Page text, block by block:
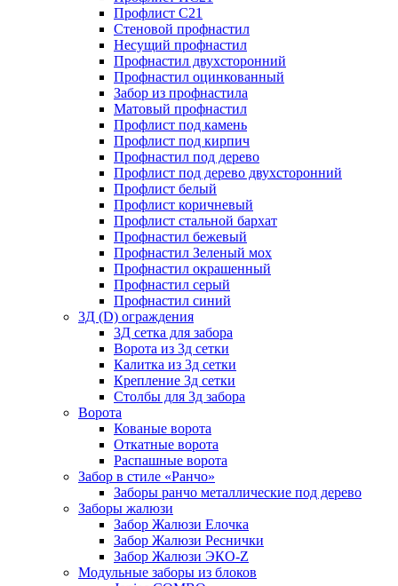
Профлист С21
Стеновой профнастил
Несущий профнастил
Профнастил двухсторонний
Профнастил оцинкованный
Забор из профнастила
Матовый профнастил
Профлист под камень
Профлист под кирпич
Профнастил под дерево
Профлист под дерево двухсторонний
Профлист белый
Профлист коричневый
Профлист стальной бархат
Профнастил бежевый
Профнастил Зеленый мох
Профнастил окрашенный
Профнастил серый
Профнастил синий
3Д (D) ограждения
3Д сетка для забора
Ворота из 3д сетки
Калитка из 3д сетки
Крепление 3д сетки
Столбы для 3д забора
Ворота
Кованые ворота
Откатные ворота
Распашные ворота
Забор в стиле «Ранчо»
Заборы ранчо металлические под дерево
Заборы жалюзи
Забор Жалюзи Елочка
Забор Жалюзи Реснички
Забор Жалюзи ЭКО-Z
Модульные заборы из блоков